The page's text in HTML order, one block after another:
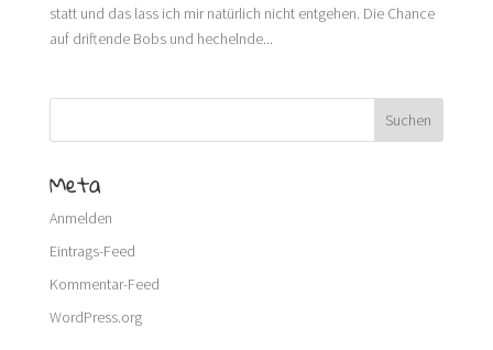
statt und das lass ich mir natürlich nicht entgehen. Die Chance
auf driftende Bobs und hechelnde...
Meta
Anmelden
Eintrags-Feed
Kommentar-Feed
WordPress.org